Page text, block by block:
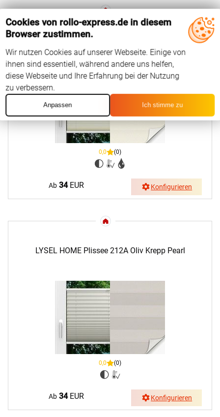
LYSEL HOME Plissee 140B Oliv Krepp Pearl
0,0 (0)
Ab 34EUR Konfigurieren
LYSEL HOME Plissee 212A Oliv Krepp Pearl
0,0 (0)
Ab 34EUR Konfigurieren
Cookies von rollo-express.de in diesem
Browser zustimmen.
Wir nutzen Cookies auf unserer Webseite. Einige von
ihnen sind essentiell, während andere uns helfen,
diese Webseite und Ihre Erfahrung bei der Nutzung
zu verbessern.
Anpassen Ich stimme zu